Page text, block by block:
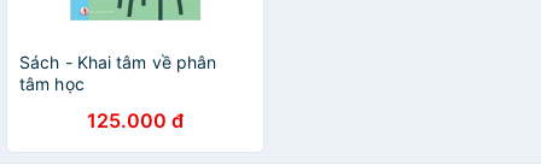
Sách - Khai tâm về phân
tâm học
125.000 đ